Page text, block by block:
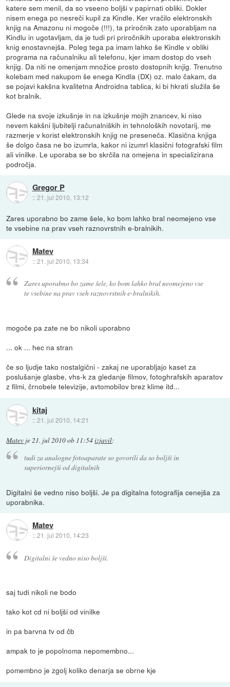
katere sem menil, da so vseeno boljši v papirnati obliki. Dokler
nisem enega po nesreči kupil za Kindle. Ker vračilo elektronskih
knjig na Amazonu ni mogoče (!!!), ta priročnik zato uporabljam na
Kindlu in ugotavljam, da je tudi pri priročnikih uporaba elektronskih
knig enostavnejša. Poleg tega pa imam lahko še Kindle v obliki
programa na računalniku ali telefonu, kjer imam dostop do vseh
knjig. Da niti ne omenjam množice prosto dostopnih knjig. Trenutno
kolebam med nakupom še enega Kindla (DX) oz. malo čakam, da
se pojavi kakšna kvalitetna Androidna tablica, ki bi hkrati služila še
kot bralnik.
Glede na svoje izkušnje in na izkušnje mojih znancev, ki niso
nevem kakšni ljubitelji računalniških in tehnoloških novotarij, me
razmerje v korist elektronskih knjig ne preseneča. Klasična knjiga
še dolgo časa ne bo izumrla, kakor ni izumrl klasični fotografski film
ali vinilke. Le uporaba se bo skrčila na omejena in specializirana
področja.
Gregor P
::21. jul 2010, 13:12
Zares uporabno bo zame šele, ko bom lahko bral neomejeno vse
te vsebine na prav vseh raznovrstnih e-bralnikih.
Matev
::21. jul 2010, 13:34
Zares uporabno bo zame šele, ko bom lahko bral neomejeno vse
te vsebine na prav vseh raznovrstnih e-bralnikih.
mogoče pa zate ne bo nikoli uporabno
... ok ... hec na stran
če so ljudje tako nostalgični - zakaj ne uporabljajo kaset za
poslušanje glasbe, vhs-k za gledanje filmov, fotoghrafskih aparatov
z filmi, črnobele televizije, avtomobilov brez klime itd...
kitaj
::21. jul 2010, 14:21
Matev je21. jul 2010 ob 11:54izjavil:
tudi za analogne fotoaparate so govorili da so boljši in
superiornejši od digitalnih
Digitalni še vedno niso boljši. Je pa digitalna fotografija cenejša za
uporabnika.
Matev
::21. jul 2010, 14:23
Digitalni še vedno niso boljši.
saj tudi nikoli ne bodo
tako kot cd ni boljši od vinilke
in pa barvna tv od čb
ampak to je popolnoma nepomembno...
pomembno je zgolj koliko denarja se obrne kje